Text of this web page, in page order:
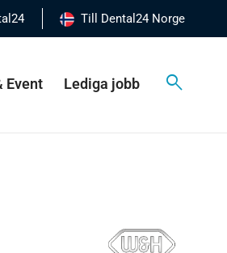
Till Dental24 Norge
Event Lediga jobb